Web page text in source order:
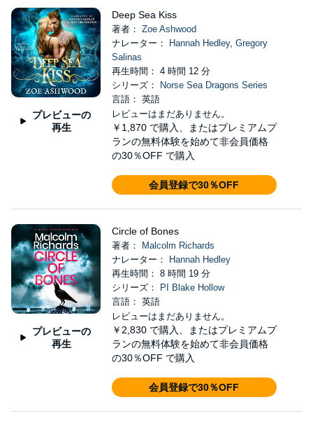
プレビューの
再生
Deep Sea Kiss
著者： Zoe Ashwood
ナレーター：
Hannah Hedley, Gregory
Salinas
再生時間： 4 時間 12 分
シリーズ：
Norse Sea Dragons Series
言語： 英語
レビューはまだありません。
￥1,870 で購入、またはプレミアムプ
ランの無料体験を始めて非会員価格
の30％OFF で購入
会員登録で30％OFF
プレビューの
再生
Circle of Bones
著者：
Malcolm Richards
ナレーター：
Hannah Hedley
再生時間： 8 時間 19 分
シリーズ：
PI Blake Hollow
言語： 英語
レビューはまだありません。
￥2,830 で購入、またはプレミアムプ
ランの無料体験を始めて非会員価格
の30％OFF で購入
会員登録で30％OFF